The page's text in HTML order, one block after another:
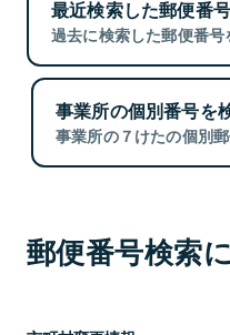
最近検索した郵便番号
過去に検索した郵便番号
事業所の個別番号を
事業所の７けたの個別
郵便番号検索